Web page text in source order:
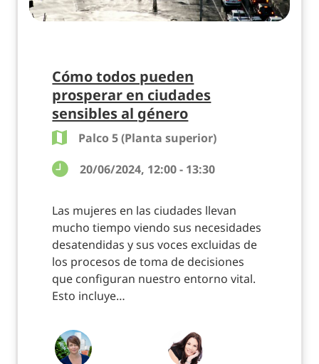
Cómo todos pueden
prosperar en ciudades
sensibles al género
Palco 5 (Planta superior)
20/06/2024, 12:00 - 13:30
Las mujeres en las ciudades llevan
mucho tiempo viendo sus necesidades
desatendidas y sus voces excluidas de
los procesos de toma de decisiones
que configuran nuestro entorno vital.
Esto incluye…